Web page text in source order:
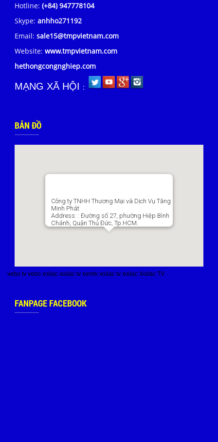
Hotline: (+84) 947778104
Skype: anhho271192
Email: sale15@tmpvietnam.com
Website: www.tmpvietnam.com
hethongcongnghiep.com
MẠNG XÃ HỘI :
BẢN ĐỒ
Công ty TNHH Thương Mại và Dịch Vụ Tăng
Minh Phát
Address: : Đường số 27, phường Hiệp Bình
Chánh, Quận Thủ Đức, Tp.HCM.
vebo tv vebo xoilac xoilac tv xemtv xoilac tv xoilac Xoilac TV
FANPAGE FACEBOOK